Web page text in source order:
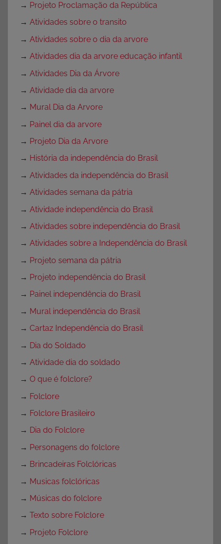
→ Projeto Proclamação da República
→ Atividades sobre o transito
→ Atividades sobre o dia da arvore
→ Atividades dia da arvore educação infantil
→ Atividades Dia da Árvore
→ Atividade dia da arvore
→ Mural Dia da Arvore
→ Painel dia da arvore
→ Projeto Dia da Arvore
→ História da independência do Brasil
→ Atividades da independência do Brasil
→ Atividades semana da pátria
→ Atividade independência do Brasil
→ Atividades sobre independência do Brasil
→ Atividades sobre a Independência do Brasil
→ Projeto semana da pátria
→ Projeto independência do Brasil
→ Painel independência do Brasil
→ Mural independência do Brasil
→ Cartaz Independência do Brasil
→ Dia do Soldado
→ Atividade dia do soldado
→ O que é folclore?
→ Folclore
→ Folclore Brasileiro
→ Dia do Folclore
→ Personagens do folclore
→ Brincadeiras Folclóricas
→ Musicas folclóricas
→ Músicas do folclore
→ Texto sobre Folclore
→ Projeto Folclore